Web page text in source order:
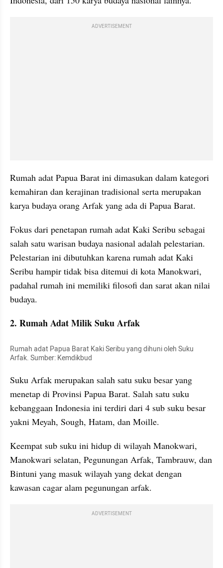
ADVERTISEMENT
Rumah adat Papua Barat ini dimasukan dalam kategori
kemahiran dan kerajinan tradisional serta merupakan
karya budaya orang Arfak yang ada di Papua Barat.
Fokus dari penetapan rumah adat Kaki Seribu sebagai
salah satu warisan budaya nasional adalah pelestarian.
Pelestarian ini dibutuhkan karena rumah adat Kaki
Seribu hampir tidak bisa ditemui di kota Manokwari,
padahal rumah ini memiliki filosofi dan sarat akan nilai
budaya.
2. Rumah Adat Milik Suku Arfak
Rumah adat Papua Barat Kaki Seribu yang dihuni oleh Suku
Arfak. Sumber: Kemdikbud
Suku Arfak merupakan salah satu suku besar yang
menetap di Provinsi Papua Barat. Salah satu suku
kebanggaan Indonesia ini terdiri dari 4 sub suku besar
yakni Meyah, Sough, Hatam, dan Moille.
Keempat sub suku ini hidup di wilayah Manokwari,
Manokwari selatan, Pegunungan Arfak, Tambrauw, dan
Bintuni yang masuk wilayah yang dekat dengan
kawasan cagar alam pegunungan arfak.
ADVERTISEMENT